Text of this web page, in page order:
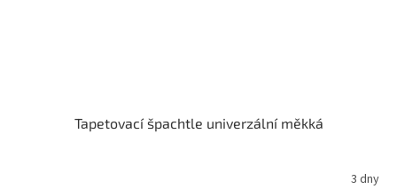
Tapetovací špachtle univerzální měkká
3 dny